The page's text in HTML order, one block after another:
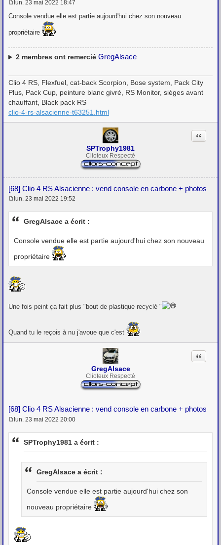
e
a
e
lun. 23 mai 2022 18:47
Console vendue elle est partie aujourd'hui chez son nouveau
propriétaire
2membres ont remercié GregAlsace
Clio 4 RS, Flexfuel, cat-back Scorpion, Bose system, Pack City
Plus, Pack Cup, peinture blanc givré, RS Monitor, sièges avant
chauffant, Black pack RS
clio-4-rs-alsacienne-t63251.html
SPTrophy1981
Clioteux Respecté
[68] Clio 4 RS Alsacienne : vend console en carbone + photos
Citation
e
s
g
lun. 23 mai 2022 19:52
GregAlsace a écrit :
Console vendue elle est partie aujourd'hui chez son nouveau
propriétaire
Une fois peint ça fait plus "bout de plastique recyclé "
Quand tu le reçois à nu j'avoue que c'est
GregAlsace
Clioteux Respecté
[68] Clio 4 RS Alsacienne : vend console en carbone + photos
Citation
e
s
lun. 23 mai 2022 20:00
SPTrophy1981 a écrit :
GregAlsace a écrit :
Console vendue elle est partie aujourd'hui chez son
nouveau propriétaire